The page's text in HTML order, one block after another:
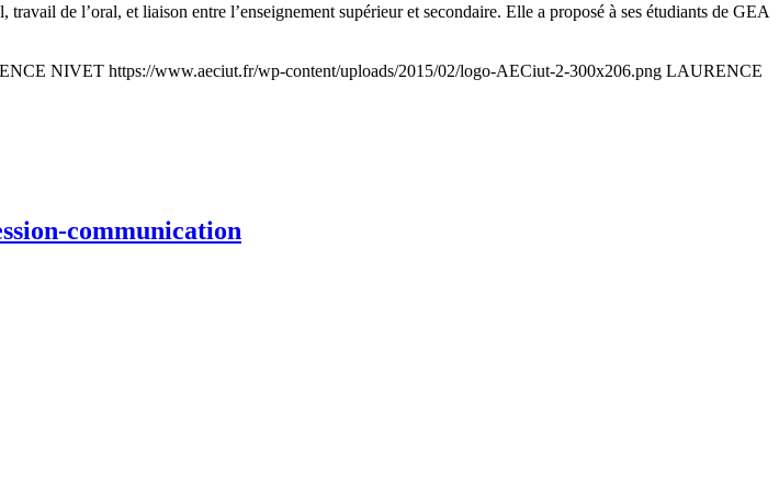
de l’oral, et liaison entre l’enseignement supérieur et secondaire. Elle a proposé à ses étudiants de GEA
NIVET https://www.aeciut.fr/wp-content/uploads/2015/02/logo-AECiut-2-300x206.png LAURENCE
communication